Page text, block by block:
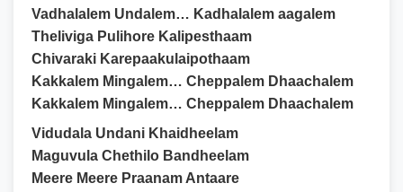
Vadhalalem Undalem… Kadhalalem aagalem
Theliviga Pulihore Kalipesthaam
Chivaraki Karepaakulaipothaam
Kakkalem Mingalem… Cheppalem Dhaachalem
Kakkalem Mingalem… Cheppalem Dhaachalem
Vidudala Undani Khaidheelam
Maguvula Chethilo Bandheelam
Meere Meere Praanam Antaare